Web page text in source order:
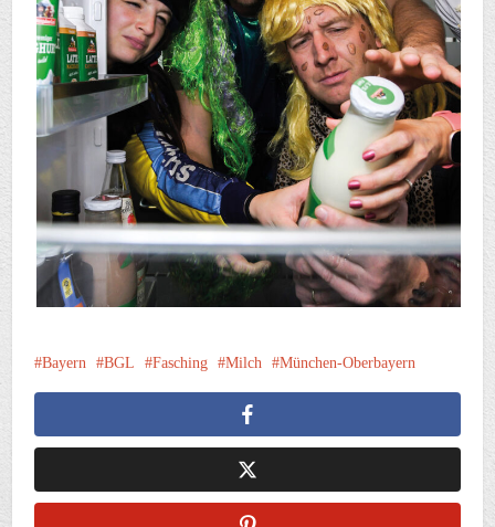
Bayern BGL Fasching Milch München-Oberbayern